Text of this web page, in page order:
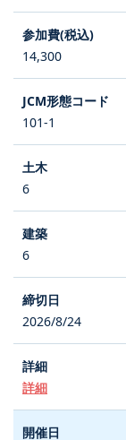
14,300
101-1
6
6
2026/8/24
詳細